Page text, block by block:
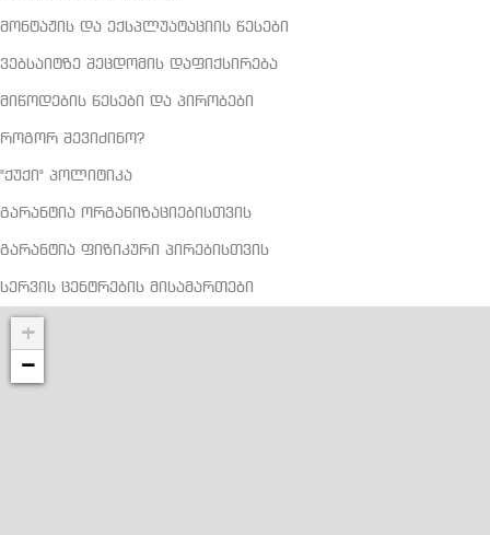
მონტაჟის და ექსპლუატაციის წესები
ვებსაიტზე შეცდომის დაფიქსირება
მიწოდების წესები და პირობები
როგორ შევიძინო?
"ქუქი" პოლიტიკა
გარანტია ორგანიზაციებისთვის
გარანტია ფიზიკური პირებისთვის
სერვის ცენტრების მისამართები
+
−